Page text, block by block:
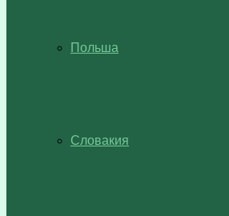
Польша
Словакия